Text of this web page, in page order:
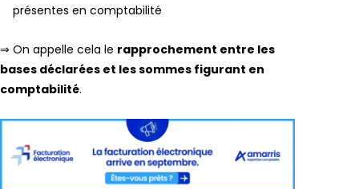
présentes en comptabilité
⇒ On appelle cela le rapprochement entre les
bases déclarées et les sommes figurant en
comptabilité.